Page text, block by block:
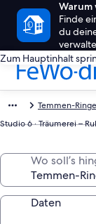
Warum
Finde
du
Zum Hauptinhalt
Temmen-
Studio 6 · Träumerei –
Wo soll’s
Daten